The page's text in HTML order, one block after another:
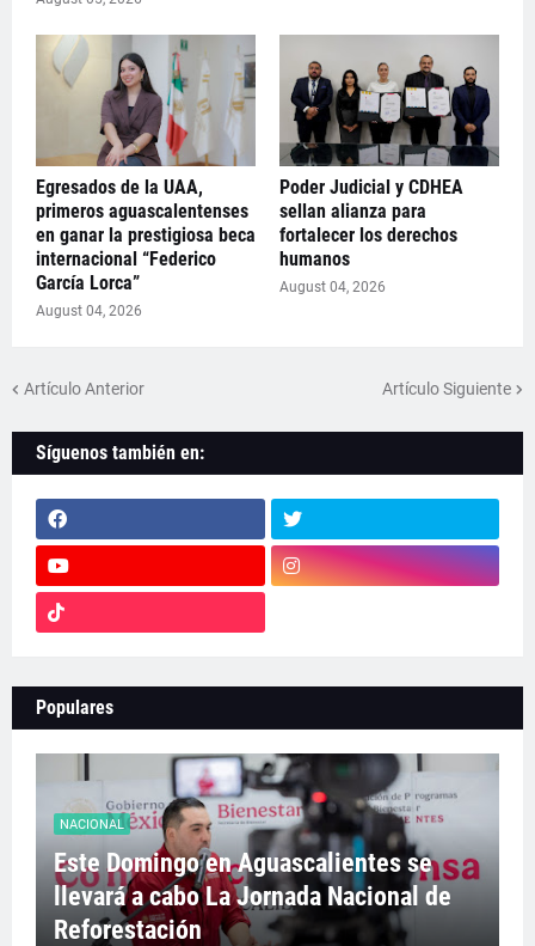
Egresados de la UAA,
primeros aguascalentenses
en ganar la prestigiosa beca
internacional “Federico
García Lorca”
August 04, 2026
Poder Judicial y CDHEA
sellan alianza para
fortalecer los derechos
humanos
August 04, 2026
Artículo Anterior Artículo Siguiente
Síguenos también en:
Populares
NACIONAL
Este Domingo en Aguascalientes se
llevará a cabo La Jornada Nacional de
Reforestación